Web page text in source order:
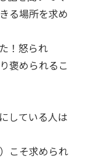
る場所を求め
！怒られ
褒められるこ
している人は
こそ求められ